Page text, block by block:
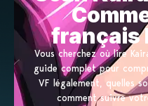
français
Vous cherchez où lire
guide complet pour
VF légalement, quelles
comment suivre